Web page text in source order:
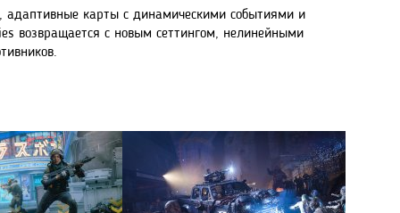
адаптивные карты с динамическими событиями и
возвращается с новым сеттингом, нелинейными